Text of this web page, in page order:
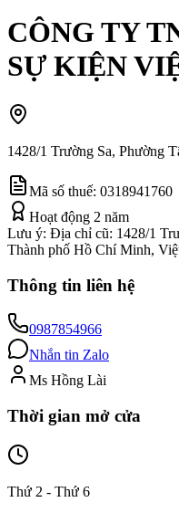
CÔNG TY
SỰ KIỆN
1428/1 Trường Sa, Phường
Mã số thuế: 0318941760
Hoạt động 2 năm
Lưu ý: Địa chỉ cũ: 1428/1
Thành phố Hồ Chí Minh,
Thông tin liên hệ
0987854966
Nhắn tin Zalo
Ms Hồng Lài
Thời gian mở cửa
Thứ 2 - Thứ 6